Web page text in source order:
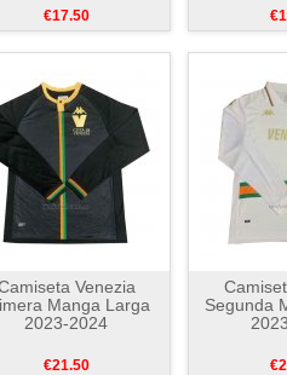
€17.50
Venezia
Manga Larga
2023-2024
€21.50
Segunda